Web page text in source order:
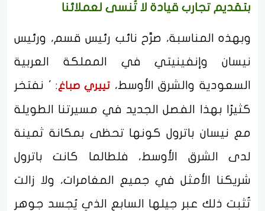
بتقديم تجارب قيادة لا تُنسى لعملائنا
وبهذه المناسبة، صرَّح نائب رئيس قسم، ورئيس
نيسان وإنفينيتي في المملكة العربية
السعودية والشرق الأوسط، تييري صباغ: ' نفتخر
كثيرًا بهذا الفصل الجديد في مسيرتنا الطويلة
مع نيسان باترول كونها تحظى بمكانة ثمينة
لدى الشرق الأوسط، فلطالما كانت باترول
شريكنا الأمثل في جميع المغامرات، ولا زالت
تُثبت ذلك عبر جيلها السابع الذي يُجسد جوهر